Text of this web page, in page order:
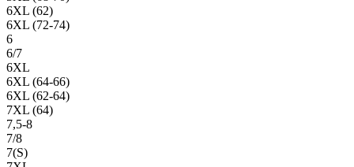
6XL (62)
6XL (72-74)
6
6/7
6XL
6XL (64-66)
6XL (62-64)
7XL (64)
7,5-8
7/8
7(S)